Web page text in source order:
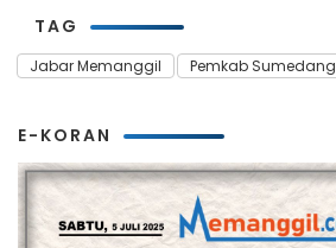
TAG
Jabar Memanggil Pemkab Sumedang
E-KORAN